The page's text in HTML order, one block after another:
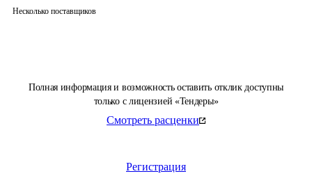
Полная информация и возможность оставить отклик доступны
только с лицензией «Тендеры»
Смотреть расценки
Регистрация
Несколько поставщиков